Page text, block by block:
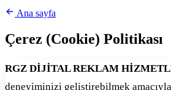
Ana sayfa
Çerez (Cookie) Politikası
RGZ DİJİTAL REKLAM
deneyiminizi geliştirebilmek